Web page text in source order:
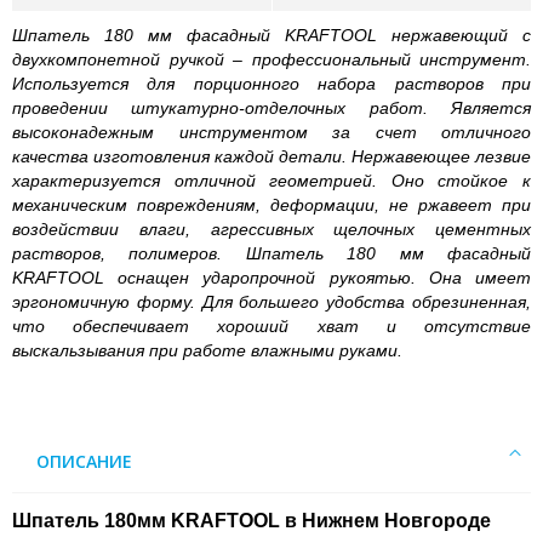
Шпатель 180 мм фасадный KRAFTOOL нержавеющий с
двухкомпонетной ручкой – профессиональный инструмент.
Используется для порционного набора растворов при
проведении штукатурно-отделочных работ. Является
высоконадежным инструментом за счет отличного
качества изготовления каждой детали. Нержавеющее лезвие
характеризуется отличной геометрией. Оно стойкое к
механическим повреждениям, деформации, не ржавеет при
воздействии влаги, агрессивных щелочных цементных
растворов, полимеров. Шпатель 180 мм фасадный
KRAFTOOL оснащен ударопрочной рукоятью. Она имеет
эргономичную форму. Для большего удобства обрезиненная,
что обеспечивает хороший хват и отсутствие
выскальзывания при работе влажными руками.
ОПИСАНИЕ
Шпатель 180мм KRAFTOOL в Нижнем Новгороде